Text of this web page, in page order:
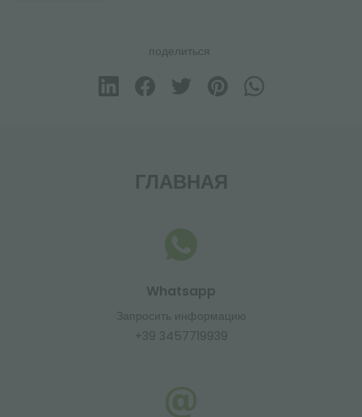
поделиться
ГЛАВНАЯ
Whatsapp
Запросить информацию
+39 3457719939